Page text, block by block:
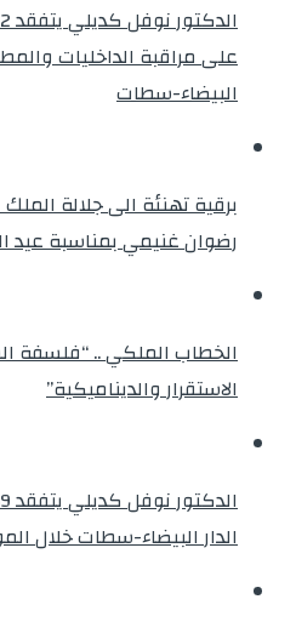
على مراقبة الداخليات
البيضاء-سطات
برقية تهنئة الى جلالة
رضوان غنيمي بمناسبة عيد
الخطاب الملكي .. “فلسفة
الاستقرار والديناميكية”
الدار البيضاء-سطات خلال الموسم